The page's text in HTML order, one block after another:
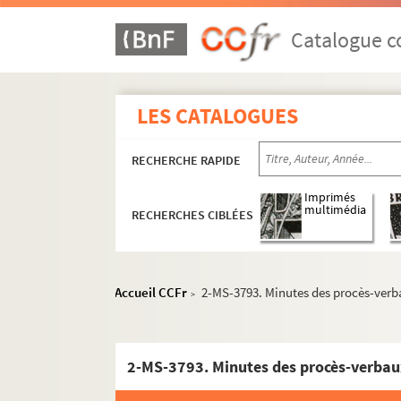
Catalogue
LES CATALOGUES
RECHERCHE RAPIDE
RECHERCHES CIBLÉES
Imprimés
multimédia
Accueil CCFr > 2-MS-3793. Minutes des procès-
2-MS-3793. Minutes des procès-
8-MS-3988. Société libre des beaux-arts,
4-MS-3989. Catalogue de toutes les pièces